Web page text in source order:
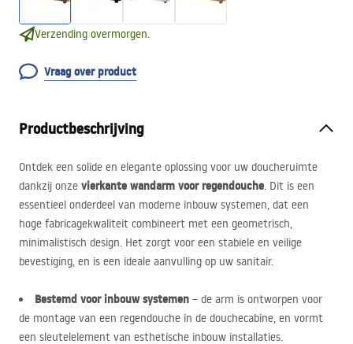
Verzending overmorgen.
Vraag over product
Productbeschrijving
Ontdek een solide en elegante oplossing voor uw doucheruimte
dankzij onze vierkante wandarm voor regendouche. Dit is een
essentieel onderdeel van moderne inbouw systemen, dat een
hoge fabricagekwaliteit combineert met een geometrisch,
minimalistisch design. Het zorgt voor een stabiele en veilige
bevestiging, en is een ideale aanvulling op uw sanitair.
Bestemd voor inbouw systemen – de arm is ontworpen voor
de montage van een regendouche in de douchecabine, en vormt
een sleutelelement van esthetische inbouw installaties.